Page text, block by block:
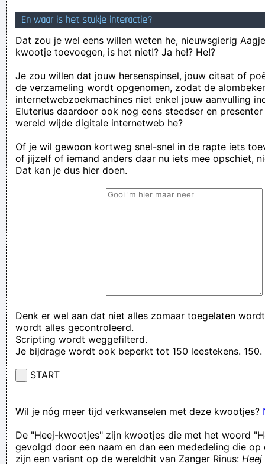
En waar is het stukje interactie?
Dat zou je wel eens willen weten he, nieuwsgierig
kwootje toevoegen, is het niet!? Ja he!? He!?
Je zou willen dat jouw hersenspinsel, jouw citaat of
de verzameling wordt opgenomen, zodat de
internetwebzoekmachines niet enkel jouw aanvulling
Eluterius daardoor ook nog eens steedser en
wereld wijde digitale internetweb he?
Of je wil gewoon kortweg snel-snel in de rapte iets
of jijzelf of iemand anders daar nu iets mee opschiet,
Dat kan je dus hier doen.
Denk er wel aan dat niet alles zomaar toegelaten
wordt alles gecontroleerd.
Scripting wordt weggefilterd.
Je bijdrage wordt ook beperkt tot 150 leestekens. 150.
START
Wil je nóg meer tijd verkwanselen met deze kwootjes?
De "Heej-kwootjes" zijn kwootjes die met het woord
gevolgd door een naam en dan een mededeling die op
zijn een variant op de wereldhit van Zanger Rinus: